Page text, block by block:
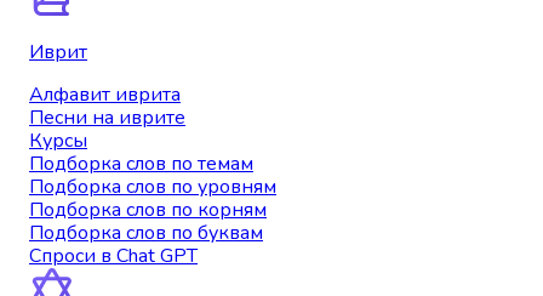
Иврит
Алфавит иврита
Песни на иврите
Курсы
Подборка слов по темам
Подборка слов по уровням
Подборка слов по корням
Подборка слов по буквам
Спроси в Chat GPT